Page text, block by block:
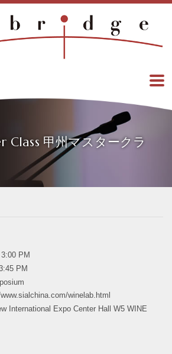
Class 甲州マスタークラ
PM
PM
winelab.html
International Expo Center Hall W5 WINE